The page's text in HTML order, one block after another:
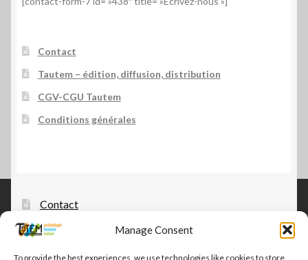
Manage Consent
To provide the best experiences, we use technologies like cookies to store
Contact
Tautem – édition, diffusion, distribution
CGV-CGU Tautem
Conditions générales
Contact
Tautem – édition, diffusion, distribution
CGV-CGU Tautem